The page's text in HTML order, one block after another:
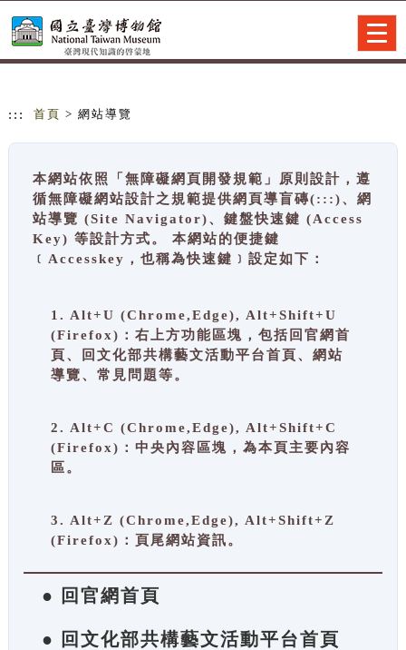
::: 首頁 > 網站導覽
本網站依照「無障礙網頁開發規範」原則設計，遵
循無障礙網站設計之規範提供網頁導盲磚(:::)、網
站導覽 (Site Navigator)、鍵盤快速鍵 (Access
Key) 等設計方式。 本網站的便捷鍵
﹝Accesskey，也稱為快速鍵﹞設定如下：
1. Alt+U (Chrome,Edge), Alt+Shift+U
(Firefox)：右上方功能區塊，包括回官網首
頁、回文化部共構藝文活動平台首頁、網站
導覽、常見問題等。
2. Alt+C (Chrome,Edge), Alt+Shift+C
(Firefox)：中央內容區塊，為本頁主要內容
區。
3. Alt+Z (Chrome,Edge), Alt+Shift+Z
(Firefox)：頁尾網站資訊。
● 回官網首頁
● 回文化部共構藝文活動平台首頁